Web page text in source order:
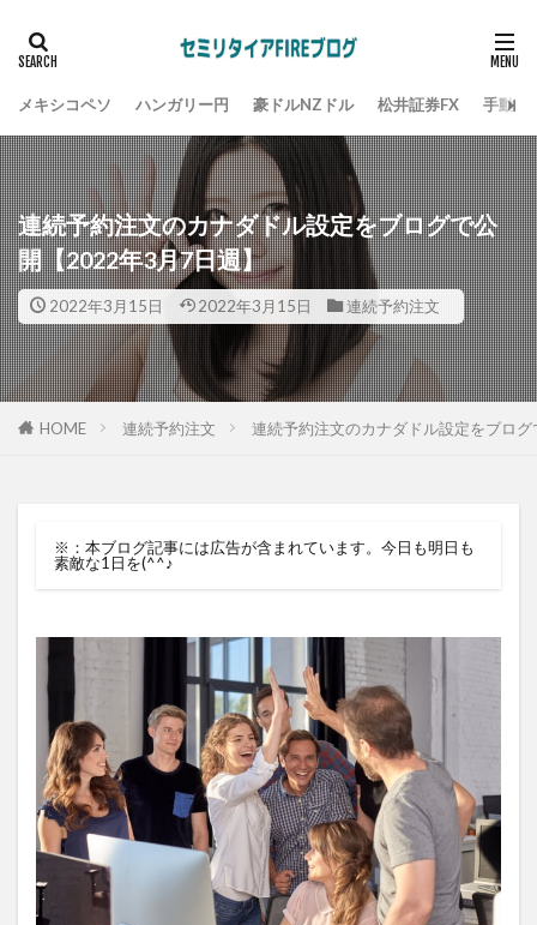
メキシコペソ ハンガリー円 豪ドルNZドル 松井証券FX 手動ト
連続予約注文のカナダドル設定をブログで公
開【2022年3月7日週】
2022年3月15日 2022年3月15日 連続予約注文
HOME 連続予約注文 連続予約注文のカナダドル設定をブロ
※：本ブログ記事には広告が含まれています。今日も明日も
素敵な1日を(^^♪